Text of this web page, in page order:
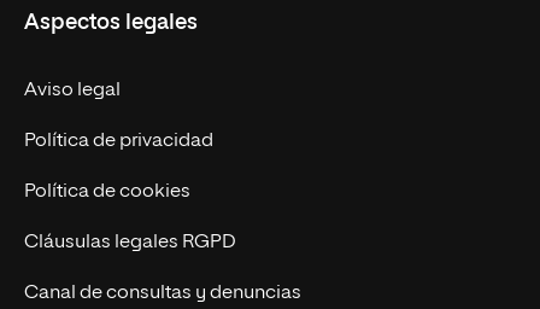
Trabaja en UNIR
Actualidad UNIR
Contáctanos
Aspectos legales
Aviso legal
Política de privacidad
Política de cookies
Cláusulas legales RGPD
Canal de consultas y denuncias